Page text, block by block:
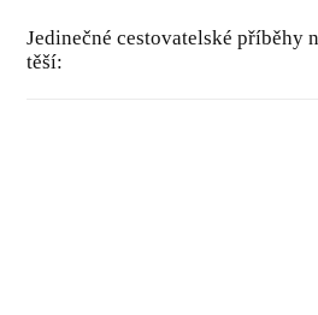
Jedinečné cestovatelské příběhy
těší: